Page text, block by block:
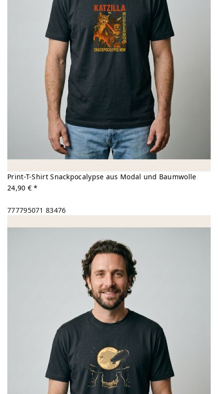
Print-T-Shirt Snackpocalypse aus Modal und Baumwolle
24,90 € *
777795071 83476